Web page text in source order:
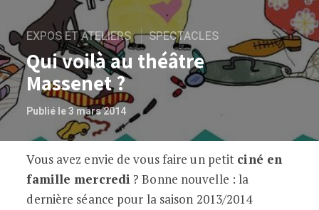
EXPOS ET ATELIERS SPECTACLES
Qui voilà au théâtre
Massenet ?
Publié le 3 mars 2014
Qui voilà au théâtre Massenet ?
Vous avez envie de vous faire un petit ciné en
famille mercredi ? Bonne nouvelle : la
dernière séance pour la saison 2013/2014